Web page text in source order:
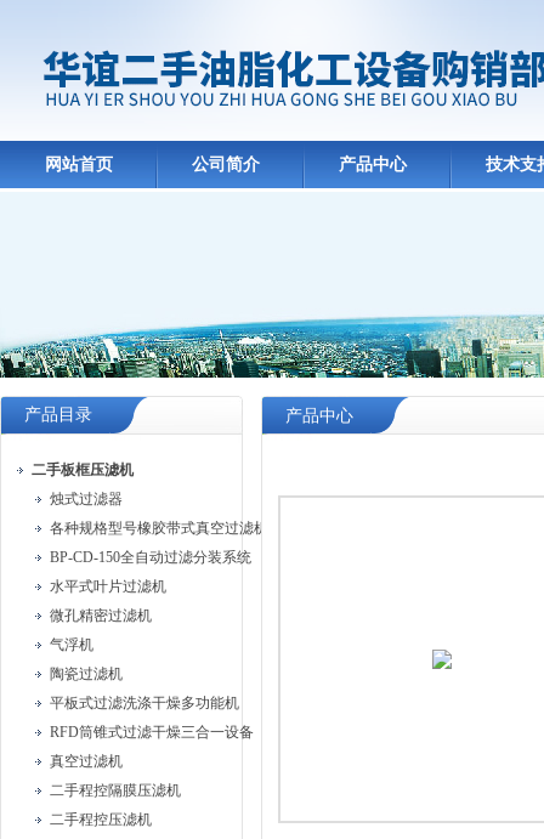
网站首页 公司简介 产品中心 技术支
产品目录
二手板框压滤机
烛式过滤器
各种规格型号橡胶带式真空过滤机
BP-CD-150全自动过滤分装系统
水平式叶片过滤机
微孔精密过滤机
气浮机
陶瓷过滤机
平板式过滤洗涤干燥多功能机
RFD筒锥式过滤干燥三合一设备
真空过滤机
二手程控隔膜压滤机
二手程控压滤机
产品中心